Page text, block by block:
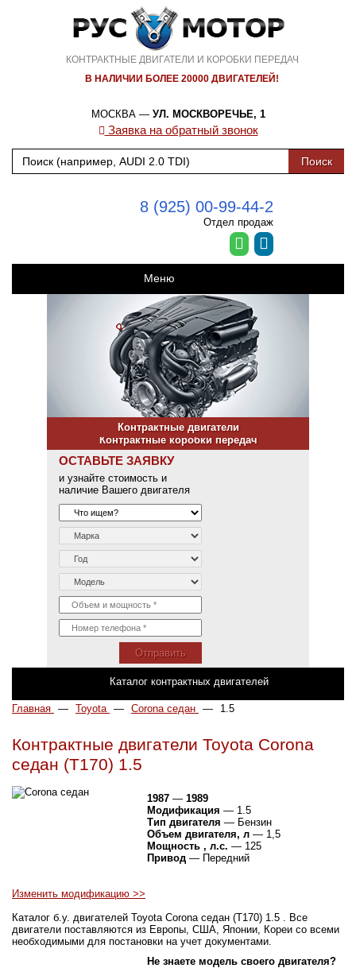
КОНТРАКТНЫЕ ДВИГАТЕЛИ И КОРОБКИ ПЕРЕДАЧ
В НАЛИЧИИ БОЛЕЕ 20000 ДВИГАТЕЛЕЙ!
МОСКВА — УЛ. МОСКВОРЕЧЬЕ, 1
Заявка на обратный звонок
8 (925) 00-99-44-2
Отдел продаж
Меню
Контрактные двигатели
Контрактные коробки передач
ОСТАВЬТЕ ЗАЯВКУ
и узнайте стоимость и
наличие Вашего двигателя
Отправить
Каталог контрактных двигателей
Главная — Toyota — Corona седан — 1.5
Контрактные двигатели Toyota Corona
седан (T170) 1.5
1987 — 1989
Модификация — 1.5
Тип двигателя — Бензин
Объем двигателя, л — 1,5
Мощность , л.с. — 125
Привод — Передний
Изменить модификацию >>
Каталог б.у. двигателей Toyota Corona седан (T170) 1.5 . Все
двигатели поставляются из Европы, США, Японии, Кореи со всеми
необходимыми для постановки на учет документами.
Не знаете модель своего двигателя?